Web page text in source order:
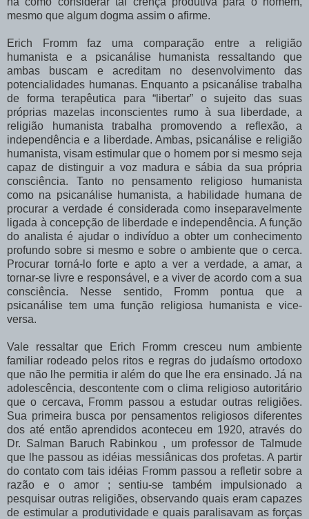
mesmo que algum dogma assim o afirme.
Erich Fromm faz uma comparação entre a religião
humanista e a psicanálise humanista ressaltando que
ambas buscam e acreditam no desenvolvimento das
potencialidades humanas. Enquanto a psicanálise trabalha
de forma terapêutica para “libertar” o sujeito das suas
próprias mazelas inconscientes rumo à sua liberdade, a
religião humanista trabalha promovendo a reflexão, a
independência e a liberdade. Ambas, psicanálise e religião
humanista, visam estimular que o homem por si mesmo seja
capaz de distinguir a voz madura e sábia da sua própria
consciência. Tanto no pensamento religioso humanista
como na psicanálise humanista, a habilidade humana de
procurar a verdade é considerada como inseparavelmente
ligada à concepção de liberdade e independência. A função
do analista é ajudar o indivíduo a obter um conhecimento
profundo sobre si mesmo e sobre o ambiente que o cerca.
Procurar torná-lo forte e apto a ver a verdade, a amar, a
tornar-se livre e responsável, e a viver de acordo com a sua
consciência. Nesse sentido, Fromm pontua que a
psicanálise tem uma função religiosa humanista e vice-
versa.
Vale ressaltar que Erich Fromm cresceu num ambiente
familiar rodeado pelos ritos e regras do judaísmo ortodoxo
que não lhe permitia ir além do que lhe era ensinado. Já na
adolescência, descontente com o clima religioso autoritário
que o cercava, Fromm passou a estudar outras religiões.
Sua primeira busca por pensamentos religiosos diferentes
dos até então aprendidos aconteceu em 1920, através do
Dr. Salman Baruch Rabinkou , um professor de Talmude
que lhe passou as idéias messiânicas dos profetas. A partir
do contato com tais idéias Fromm passou a refletir sobre a
razão e o amor ; sentiu-se também impulsionado a
pesquisar outras religiões, observando quais eram capazes
de estimular a produtividade e quais paralisavam as forças